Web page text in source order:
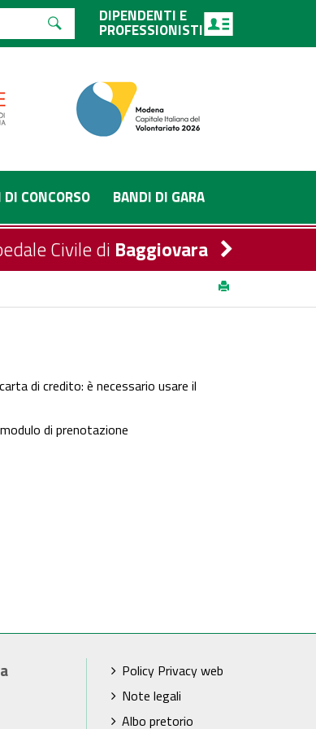
DIPENDENTI E
PROFESSIONISTI
CONCORSO BANDI DI GARA
Civile di Baggiovara
di credito: è necessario usare il
di prenotazione
Policy Privacy web
Note legali
Albo pretorio